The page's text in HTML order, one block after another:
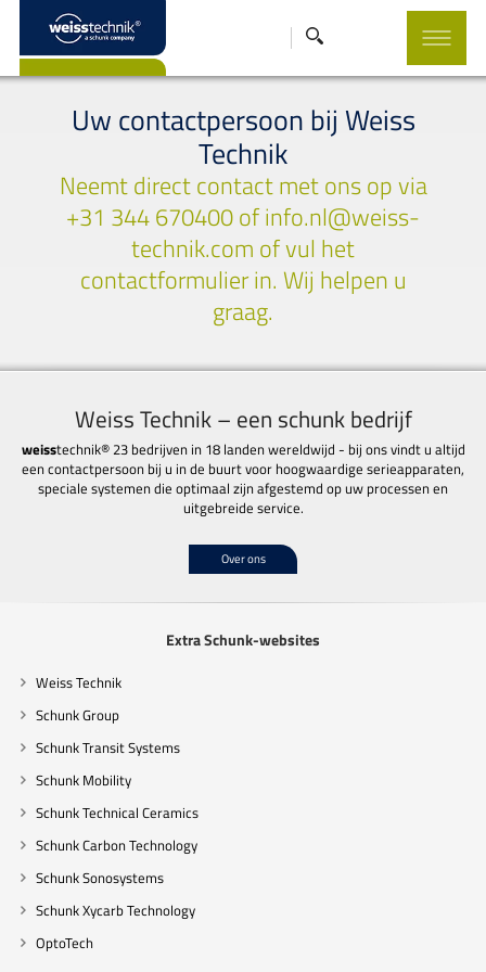
Uw contactpersoon bij Weiss
Technik
Neemt direct contact met ons op via
+31 344 670400 of info.nl@weiss-
technik.com of vul het
contactformulier in. Wij helpen u
graag.
Weiss Technik – een schunk bedrijf
weisstechnik® 23 bedrijven in 18 landen wereldwijd - bij ons vindt u altijd
een contactpersoon bij u in de buurt voor hoogwaardige serieapparaten,
speciale systemen die optimaal zijn afgestemd op uw processen en
uitgebreide service.
Over ons
Extra Schunk-websites
Weiss Technik
Schunk Group
Schunk Transit Systems
Schunk Mobility
Schunk Technical Ceramics
Schunk Carbon Technology
Schunk Sonosystems
Schunk Xycarb Technology
OptoTech